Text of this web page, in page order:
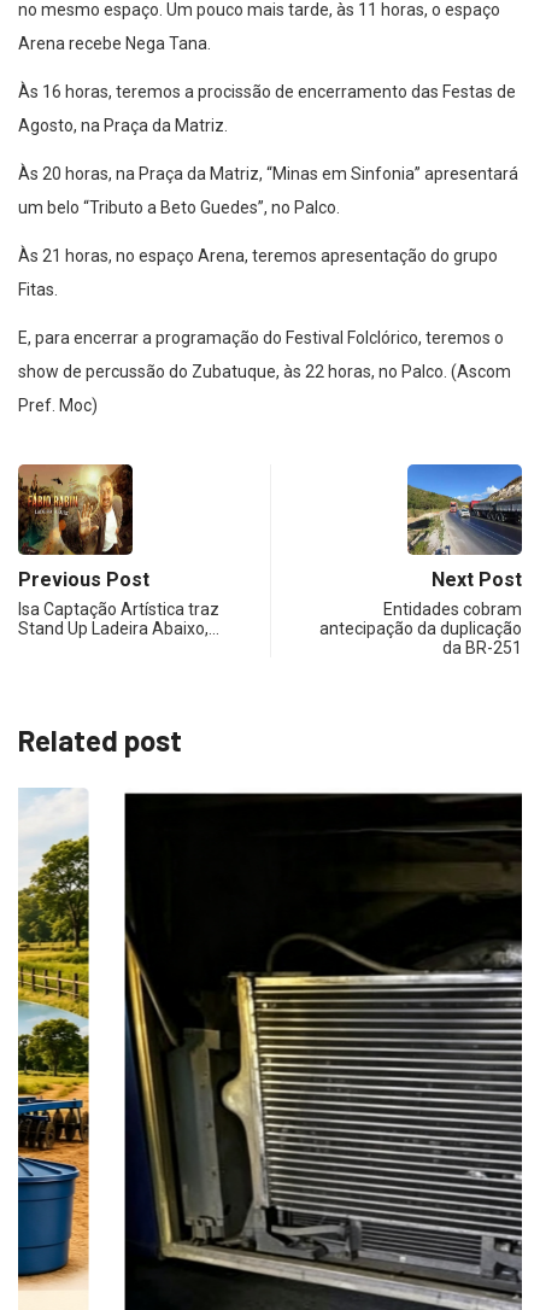
no mesmo espaço. Um pouco mais tarde, às 11 horas, o espaço
Arena recebe Nega Tana.
Às 16 horas, teremos a procissão de encerramento das Festas de
Agosto, na Praça da Matriz.
Às 20 horas, na Praça da Matriz, “Minas em Sinfonia” apresentará
um belo “Tributo a Beto Guedes”, no Palco.
Às 21 horas, no espaço Arena, teremos apresentação do grupo
Fitas.
E, para encerrar a programação do Festival Folclórico, teremos o
show de percussão do Zubatuque, às 22 horas, no Palco. (Ascom
Pref. Moc)
Previous Post
Isa Captação Artística traz
Stand Up Ladeira Abaixo,…
Next Post
Entidades cobram
antecipação da duplicação
da BR-251
Related post